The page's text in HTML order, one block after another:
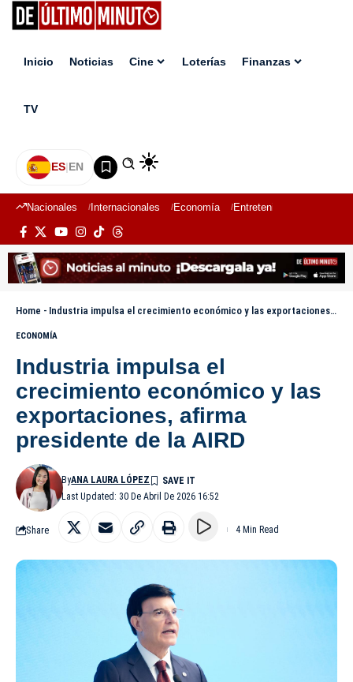
Inicio Noticias Cine Loterías Finanzas
TV
ES|EN
Nacionales Internacionales Economía Entretenimiento
Home - Industria impulsa el crecimiento económico y las exportaciones, afirma presidente de la AIRD
ECONOMÍA
Industria impulsa el
crecimiento económico y las
exportaciones, afirma
presidente de la AIRD
Last Updated: 30 De Abril De 2026 16:52
ByANA LAURA LÓPEZ
Share 4 Min Read